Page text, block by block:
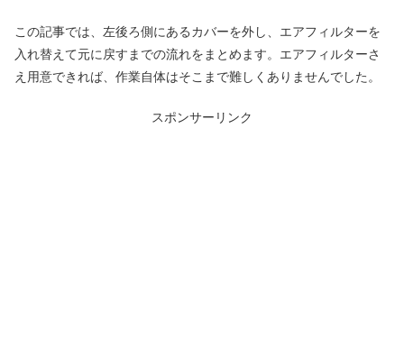
この記事では、左後ろ側にあるカバーを外し、エアフィルターを
入れ替えて元に戻すまでの流れをまとめます。エアフィルターさ
え用意できれば、作業自体はそこまで難しくありませんでした。
スポンサーリンク